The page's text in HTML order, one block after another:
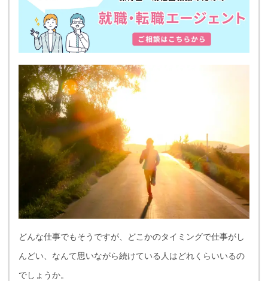
どんな仕事でもそうですが、どこかのタイミングで仕事がし
んどい、なんて思いながら続けている人はどれくらいいるの
でしょうか。